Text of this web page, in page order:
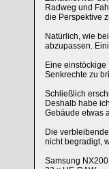
Radweg und
die Perspektive
Natürlich, wie
abzupassen.
Eine
Senkrechte zu
Schließlich
Deshalb habe
Gebäude etwas
Die
nicht begradigt,
Samsung NX200